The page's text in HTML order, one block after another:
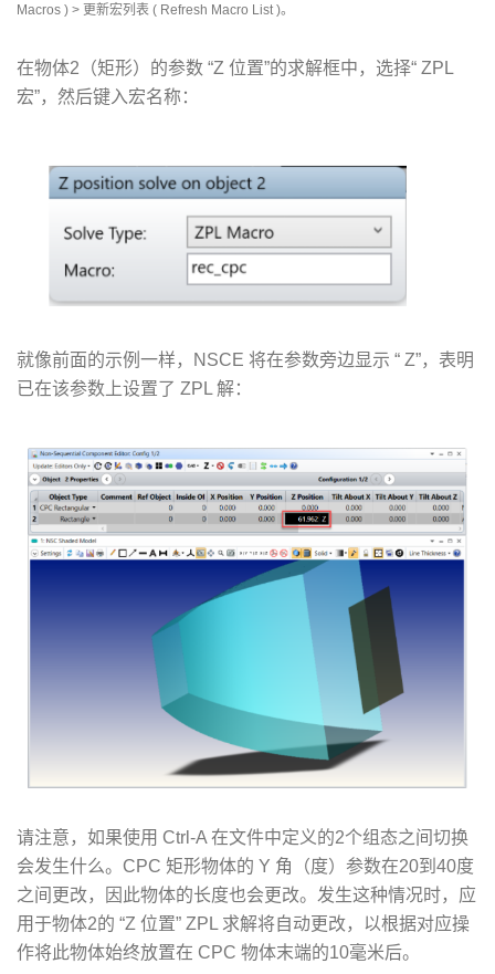
Macros ) > 更新宏列表 ( Refresh Macro List )。
在物体2（矩形）的参数 “Z 位置”的求解框中，选择“ ZPL
宏”，然后键入宏名称：
就像前面的示例一样，NSCE 将在参数旁边显示 “ Z”，表明
已在该参数上设置了 ZPL 解：
请注意，如果使用 Ctrl-A 在文件中定义的2个组态之间切换
会发生什么。CPC 矩形物体的 Y 角（度）参数在20到40度
之间更改，因此物体的长度也会更改。发生这种情况时，应
用于物体2的 “Z 位置” ZPL 求解将自动更改，以根据对应操
作将此物体始终放置在 CPC 物体末端的10毫米后。